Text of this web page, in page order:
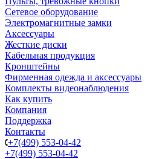
Сетевое оборудование
Электромагнитные замки
Аксессуары
Жесткие диски
Кабельная продукция
Кронштейны
Фирменная одежда и аксессуары
Комплекты видеонаблюдения
Как купить
Компания
Поддержка
Контакты
+7(499) 553-04-42
+7(499) 553-04-42